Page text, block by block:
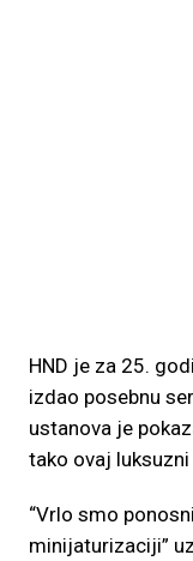
HND je za 25.
izdao posebnu
ustanova je
tako ovaj
“Vrlo smo
minijaturizaciji”